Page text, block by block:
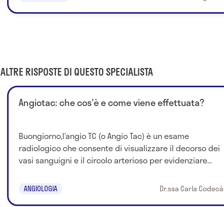
ALTRE RISPOSTE DI QUESTO SPECIALISTA
Angiotac: che cos'è e come viene effettuata?
Buongiorno,l’angio TC (o Angio Tac) è un esame
radiologico che consente di visualizzare il decorso dei
vasi sanguigni e il circolo arterioso per evidenziare...
ANGIOLOGIA Dr.ssa Carla Codecà